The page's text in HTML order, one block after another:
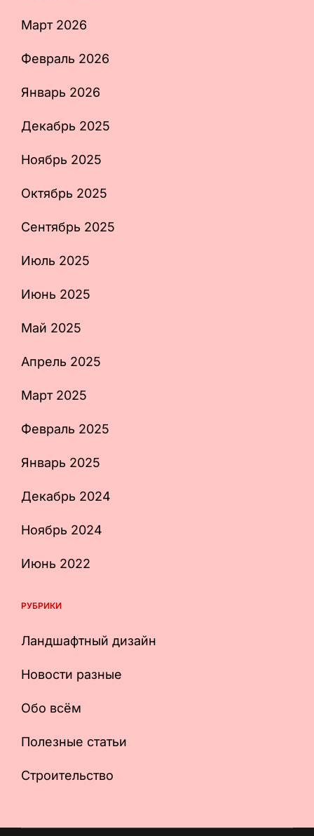
Март 2026
Февраль 2026
Январь 2026
Декабрь 2025
Ноябрь 2025
Октябрь 2025
Сентябрь 2025
Июль 2025
Июнь 2025
Май 2025
Апрель 2025
Март 2025
Февраль 2025
Январь 2025
Декабрь 2024
Ноябрь 2024
Июнь 2022
РУБРИКИ
Ландшафтный дизайн
Новости разные
Обо всём
Полезные статьи
Строительство